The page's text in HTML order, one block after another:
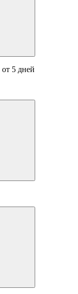
от 5 дней